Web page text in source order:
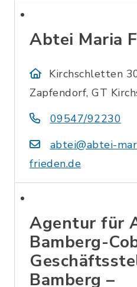
Abtei Maria
Kirchschletten
Zapfendorf, GT
09547/92230
abtei@abtei-
frieden.de
Agentur für
Bamberg-
Bamberg –